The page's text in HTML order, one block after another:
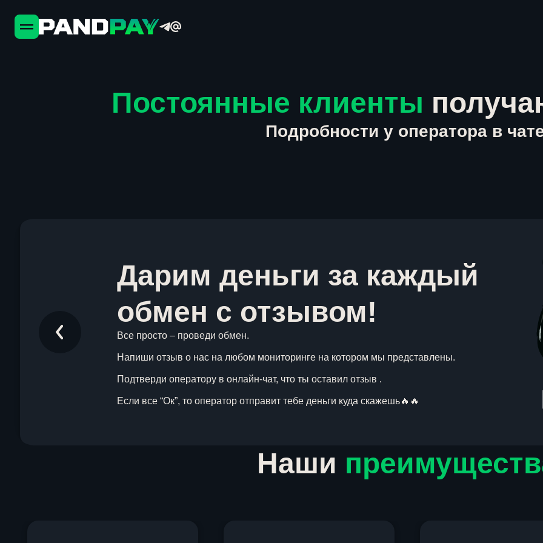
Постоянные клиенты
Подробности у оператора в
Дарим деньги за каждый
обмен с отзывом!
Все просто – проведи обмен.
Напиши отзыв о нас на любом мониторинге на котором мы представлены.
Подтверди оператору в онлайн-чат, что ты оставил отзыв .
Если все “Ок”, то оператор отправит тебе деньги куда скажешь🔥🔥
Наши